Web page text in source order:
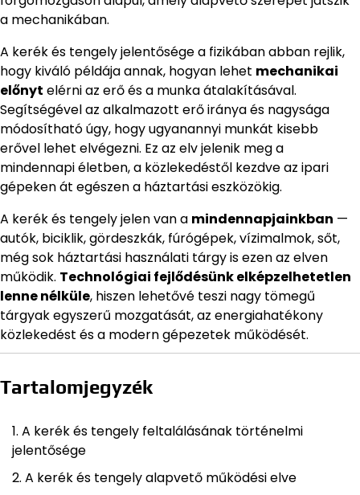
a mechanikában.
A kerék és tengely jelentősége a fizikában abban rejlik,
hogy kiváló példája annak, hogyan lehet mechanikai
előnyt elérni az erő és a munka átalakításával.
Segítségével az alkalmazott erő iránya és nagysága
módosítható úgy, hogy ugyanannyi munkát kisebb
erővel lehet elvégezni. Ez az elv jelenik meg a
mindennapi életben, a közlekedéstől kezdve az ipari
gépeken át egészen a háztartási eszközökig.
A kerék és tengely jelen van a mindennapjainkban —
autók, biciklik, gördeszkák, fúrógépek, vízimalmok, sőt,
még sok háztartási használati tárgy is ezen az elven
működik. Technológiai fejlődésünk elképzelhetetlen
lenne nélküle, hiszen lehetővé teszi nagy tömegű
tárgyak egyszerű mozgatását, az energiahatékony
közlekedést és a modern gépezetek működését.
Tartalomjegyzék
A kerék és tengely feltalálásának történelmi
jelentősége
A kerék és tengely alapvető működési elve